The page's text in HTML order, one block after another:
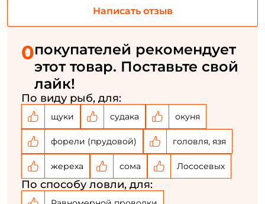
Написать отзыв
0покупателей рекомендует
этот товар. Поставьте свой
лайк!
По виду рыб, для:
щуки судака окуня
форели (прудовой) головля, язя
жереха сома Лососевых
По способу ловли, для:
У меня уже есть аккаунт